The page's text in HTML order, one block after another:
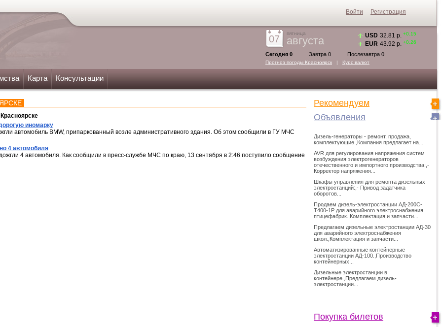
07
пятница
августа
Сегодня 0 Завтра 0 Послезавтра 0
Прогноз погоды Красноярск | Курс валют
USD 32.81 р. +0.15
EUR 43.92 р. +0.26
Карта Консультации
иномарку
автомобиль BMW, припаркованный возле административного здания. Об этом сообщили в ГУ МЧС
4 автомобиля
4 автомобиля. Как сообщили в пресс-службе МЧС по краю, 13 сентября в 2:46 поступило сообщение
Рекомендуем
Объявления
Дизель-генераторы - ремонт, продажа,
комплектующие.,Компания предлагает на...
AVR для регулирования напряжения систем
возбуждения электрогенераторов
отечественного и импортного производства:,-
Корректор напряжения...
Шкафы управления для ремонта дизельных
электростанций:,- Привод задатчика
оборотов...
Продаем дизель-электростанции АД-200С-
Т400-1Р для аварийного электроснабжения
птицефабрик.,Комплектация и запчасти...
Предлагаем дизельные электростанции АД-30
для аварийного электроснабжения
школ.,Комплектация и запчасти...
Автоматизированные контейнерные
электростанции АД-100.,Производство
контейнерных...
Дизельные электростанции в
контейнере.,Предлагаем дизель-
электростанции...
Покупка билетов
Войти Регистрация